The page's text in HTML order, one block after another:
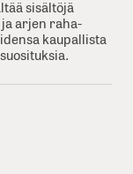
sisältöjä
arjen raha-
kaupallista